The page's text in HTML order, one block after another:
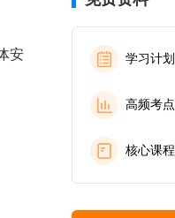
安 学习计划
高频考点
核心课程